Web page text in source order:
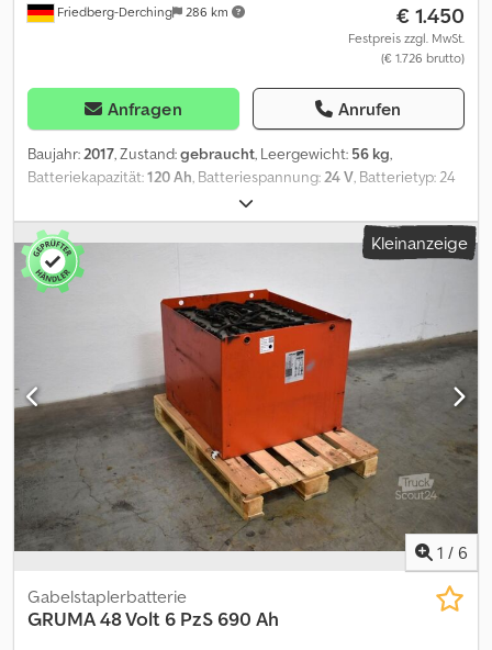
Friedberg-Derching 286 km € 1.450
Festpreis zzgl. MwSt.
(€ 1.726 brutto)
Anfragen Anrufen
Baujahr:2017, Zustand:gebraucht, Leergewicht: 56 kg,
Batteriekapazität:120 Ah, Batteriespannung:24 V, Batterietyp: 24
Volt 120 Ah, DIN B Batterietrog, Batteriemaße: 627 x 212 x 631,
Fahrzeugstecker: REMA 80A, Netzstecker: Schuko 230V, liflex
Lithium-Ionen-Batteriesystem eingebaut in Stahltrog (Trog in
Trog System), Trog ausgerüstet mit Zusatzgewicht, Stecker 80A
REMA mit Fahrzeug/Ladegeräteerkennung inkl. Entladeanzeiger
inkl. Einbauladegerät powertron liflex spez. 24V/50A ON-BOARD
IP66 mit Can-Bus-Anbindung Ladezeit f. Vollladung: ca. 2,5 h
Eingangsspannung: 1 Phasen, 230V/N/PE, 50 Hz, Ladekabel mit
Ladestecker REMA 160A zum Fahrzeug 80A Gerät mit
Netzspiralkabel 2,5 m in robuster Ausführung mit Stecker Schuko
16A, System m. integriertem Losfahrschutz, Dodpfx Asztgqmeidjkr
Kleinanzeige
1 / 6
Gabelstaplerbatterie
GRUMA48 Volt 6 PzS 690 Ah